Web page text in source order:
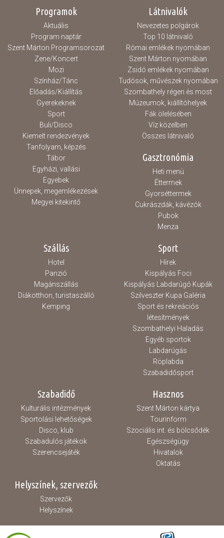
Programok
Aktuális
Program naptár
Szent Márton Programsorozat
Zene/Koncert
Mozi
Színház/Tánc
Előadás/Kiállítás
Gyerekeknek
Sport
Buli/Disco
Kiemelt rendezvények
Tanfolyam, képzés
Tábor
Egyházi, vallási
Egyebek
Ünnepek, megemlékezések
Megyei kitekintő
Látnivalók
Nevezetes polgárok
Top 10 látnivaló
Római emlékek nyomában
Szent Márton nyomában
Zsidó emlékek nyomában
Tudósok, művészek nyomában
Szombathely régen és most
Múzeumok, kiállítóhelyek
Fák ölelésében
Víz közelben
Összes látnivaló
Gasztronómia
Heti menü
Éttermek
Gyorséttermek
Cukrászdák, kávézók
Pubok
Menza
Szállás
Hotel
Panzió
Magánszállás
Diákotthon, turistaszálló
Kemping
Sport
Hírek
Kispályás Foci
Kispályás Labdarúgó Kupák
Szilveszter Kupa Galéria
Sport és rekreációs
létesítmények
Szombathelyi Haladás
Egyéb sportok
Labdarúgás
Röplabda
Szabadidősport
Szabadidő
Kulturális intézmények
Sportolási lehetőségek
Disco, klub
Szabadulós játékok
Szerencsejáték
Hasznos
Szent Márton kártya
Tourinform
Szociális int. és bölcsődék
Egészségügy
Hivatalok
Oktatás
Helyszínek, szervezők
Szervezők
Helyszínek